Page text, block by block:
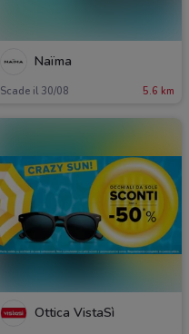
Naïma
Scade il 30/08 5.6 km
Ottica VistaSì